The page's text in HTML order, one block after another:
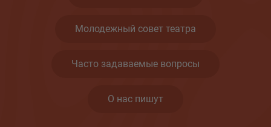
Молодежный совет театра
Часто задаваемые вопросы
О нас пишут